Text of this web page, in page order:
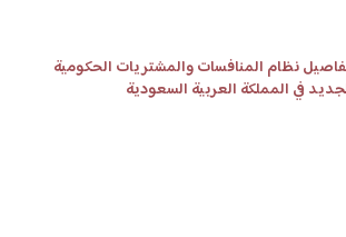
نظام المنافسات والمشتريات الحكومية
في المملكة العربية السعودية